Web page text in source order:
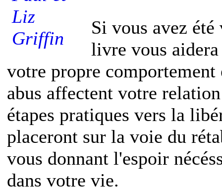
Si vous avez
livre vous aidera
votre propre
abus affectent votre
étapes pratiques vers la
placeront sur la voie du
vous donnant l'espoir
dans votre vie.